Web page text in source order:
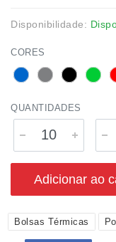
Disponibilidade:
CORES
QUANTIDADES
Adicionar ao
Bolsas Térmicas